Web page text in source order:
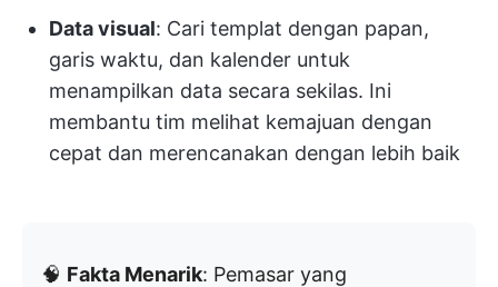
Data visual: Cari templat dengan papan,
garis waktu, dan kalender untuk
menampilkan data secara sekilas. Ini
membantu tim melihat kemajuan dengan
cepat dan merencanakan dengan lebih baik
🧠 Fakta Menarik: Pemasar yang